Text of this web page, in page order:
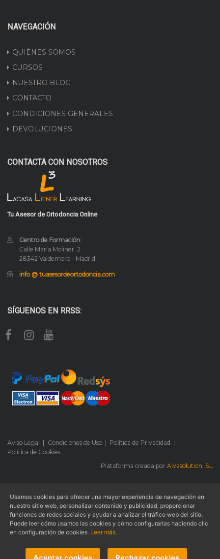
NAVEGACIÓN
QUIÉNES SOMOS
CURSOS
NUESTRO BLOG
CONTACTO
CONDICIONES GENERALES
DEVOLUCIONES
CONTACTA CON NOSOTROS
Tu Asesor de Ortodoncia Online
Centro de Formación:
Calle María Moliner, 2
28342 Valdemoro - Madrid
info @ tuasesordeortodoncia.com
SÍGUENOS EN RRSS:
Aviso Legal Condiciones de Uso Política de Privacidad
Política de Cookies
Plataforma creada por Alvasolution, SL
© 2026 -Lacasa Litner Learning- Todos los derechos reservados.
Métodos de pago aceptados:
Usamos cookies para ofrecer una mayor experiencia de navegación en
nuestro sitio web, personalizar contenido y publicidad, proporcionar
funciones de redes sociales y ayudar a analizar el tráfico web del sitio.
Puede leer cómo usamos las cookies y cómo configurarlas haciendo clic
en configuración de cookies. Leer más.